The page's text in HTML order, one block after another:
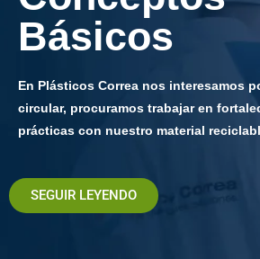
Básicos
En Plásticos Correa nos interesamos
circular, procuramos trabajar en
prácticas con nuestro material
SEGUIR LEYENDO